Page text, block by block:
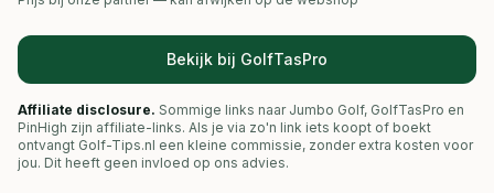
Bekijk bij GolfTasPro
Affiliate disclosure. Sommige links naar Jumbo Golf, GolfTasPro en
PinHigh zijn affiliate-links. Als je via zo'n link iets koopt of boekt
ontvangt Golf-Tips.nl een kleine commissie, zonder extra kosten voor
jou. Dit heeft geen invloed op ons advies.